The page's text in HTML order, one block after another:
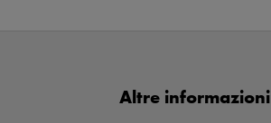
Altre informazioni